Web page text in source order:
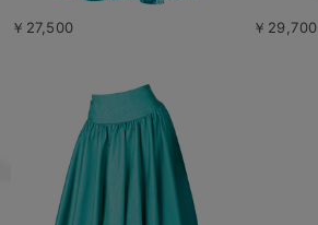
￥27,500 ￥29,700